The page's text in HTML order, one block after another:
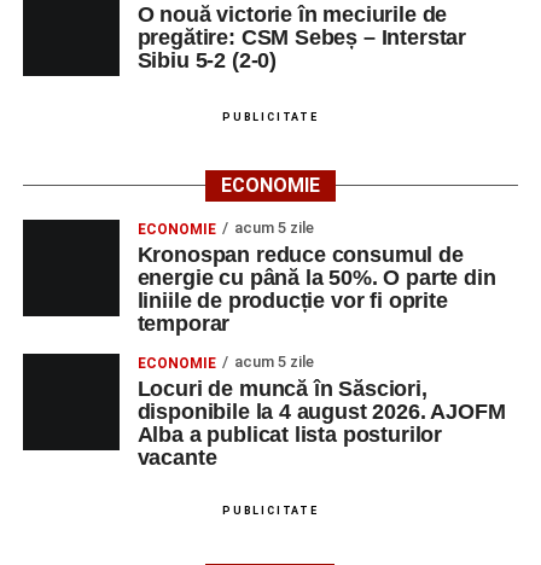
O nouă victorie în meciurile de
pregătire: CSM Sebeș – Interstar
Sibiu 5-2 (2-0)
PUBLICITATE
ECONOMIE
ECONOMIE acum 5 zile
Kronospan reduce consumul de
energie cu până la 50%. O parte din
liniile de producție vor fi oprite
temporar
ECONOMIE acum 5 zile
Locuri de muncă în Săsciori,
disponibile la 4 august 2026. AJOFM
Alba a publicat lista posturilor
vacante
PUBLICITATE